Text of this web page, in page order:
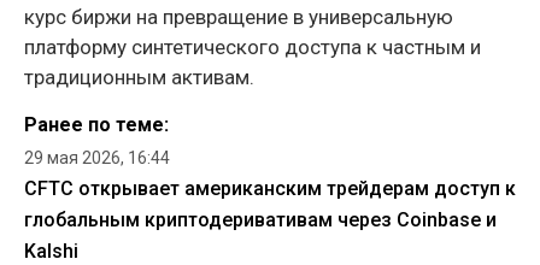
курс биржи на превращение в универсальную
платформу синтетического доступа к частным и
традиционным активам.
Ранее по теме:
29 мая 2026, 16:44
CFTC открывает американским трейдерам доступ к
глобальным криптодеривативам через Coinbase и
Kalshi